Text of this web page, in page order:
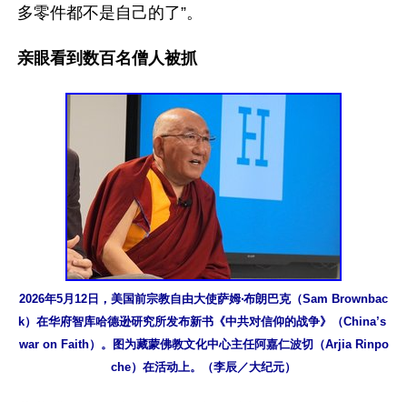
多零件都不是自己的了”。
亲眼看到数百名僧人被抓
2026年5月12日，美国前宗教自由大使萨姆‧布朗巴克（Sam Brownbac
k）在华府智库哈德逊研究所发布新书《中共对信仰的战争》（China’s
war on Faith）。图为藏蒙佛教文化中心主任阿嘉仁波切（Arjia Rinpo
che）在活动上。（李辰／大纪元）